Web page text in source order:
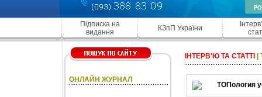
Підписка на
видання
КЗпП України
ОНЛАЙН ЖУРНАЛ
ІНТЕРВ'Ю ТА СТАТТІ